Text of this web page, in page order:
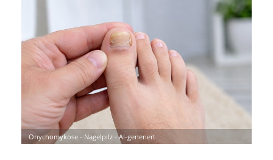
WELLNESS UND REISEN
NEWS
Onychomykose - Nagelpilz - AI-generiert